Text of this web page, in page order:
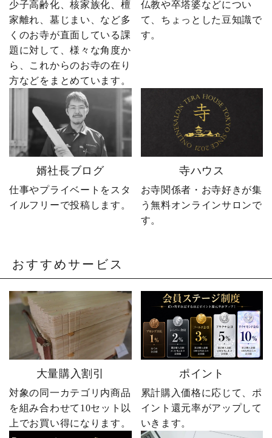
しながら、 住職・寺院向
けの有益な情報や やじ社
長の日常まで発信中！▶
@sotoubaya140 ご相談は
DM・公式LINEからお気
軽にどうぞ📩 #やじ社長 #
卒塔婆 #卒塔婆屋さん #日
の出町 婿社長
東京・日の出町を拠点
に、全国6,000以上のお寺
とお取引する、 お寺のこ
しながら、 住職・寺院向
けの有益な情報や やじ社
長の日常まで発信中！▶
@sotoubaya140 ご相談は
DM・公式LINEからお気
軽にどうぞ📩 #やじ社長 #
卒塔婆 #卒塔婆屋さん #日
の出町 婿社長
少子高齢化、核家族化、檀
家離れ、墓じまい、など多
くのお寺が直面している課
題に対して、様々な角度か
ら、これからのお寺の在り
方などをまとめています。
仏教や卒塔婆などについ
て、ちょっとした豆知識で
す。
婿社長ブログ
仕事やプライベートをスタ
イルフリーで投稿します。
寺ハウス
お寺関係者・お寺好きが集
う無料オンラインサロンで
す。
おすすめサービス
大量購入割引
対象の同一カテゴリ内商品
を組み合わせて10セット以
上でお買い得になります。
ポイント
累計購入価格に応じて、ポ
イント還元率がアップして
いきます。